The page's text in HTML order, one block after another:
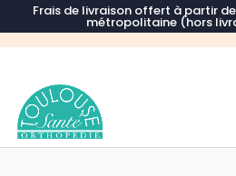
Frais de livraison offert à partir
métropolitaine (hors
Recherche